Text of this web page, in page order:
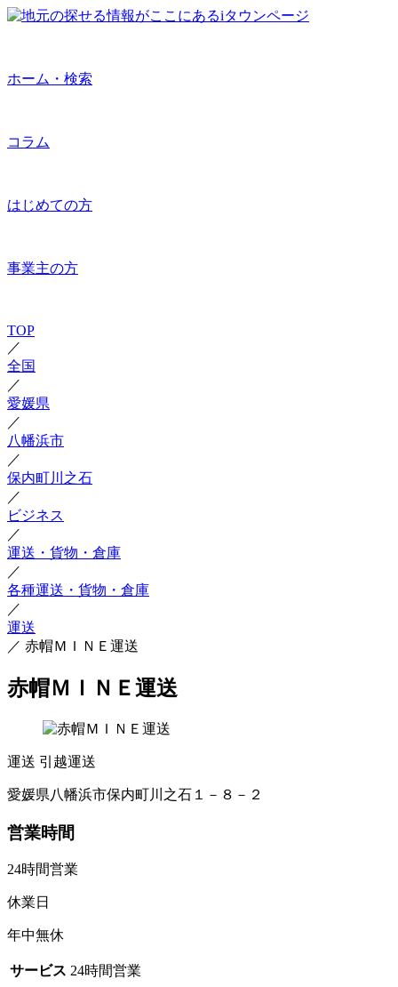
ホーム・検索
コラム
はじめての方
事業主の方
TOP
／
全国
／
愛媛県
／
八幡浜市
／
保内町川之石
／
ビジネス
／
運送・貨物・倉庫
／
各種運送・貨物・倉庫
／
運送
／ 赤帽ＭＩＮＥ運送
赤帽ＭＩＮＥ運送
運送 引越運送
愛媛県八幡浜市保内町川之石１－８－２
営業時間
24時間営業
休業日
年中無休
サービス 24時間営業